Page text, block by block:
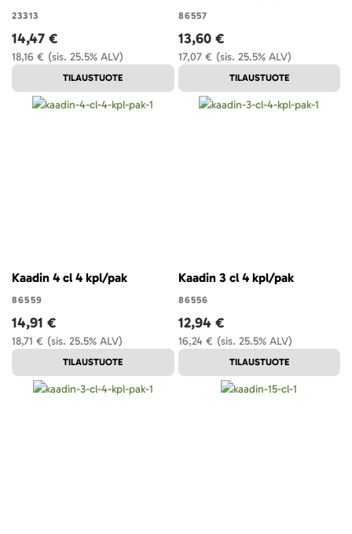
23313
(sis. 25.5% ALV)
18,16 €
14,47 €
TILAUSTUOTE
86557
(sis. 25.5% ALV)
17,07 €
13,60 €
TILAUSTUOTE
Kaadin 4 cl 4 kpl/pak
86559
(sis. 25.5% ALV)
18,71 €
14,91 €
TILAUSTUOTE
Kaadin 3 cl 4 kpl/pak
86556
(sis. 25.5% ALV)
16,24 €
12,94 €
TILAUSTUOTE